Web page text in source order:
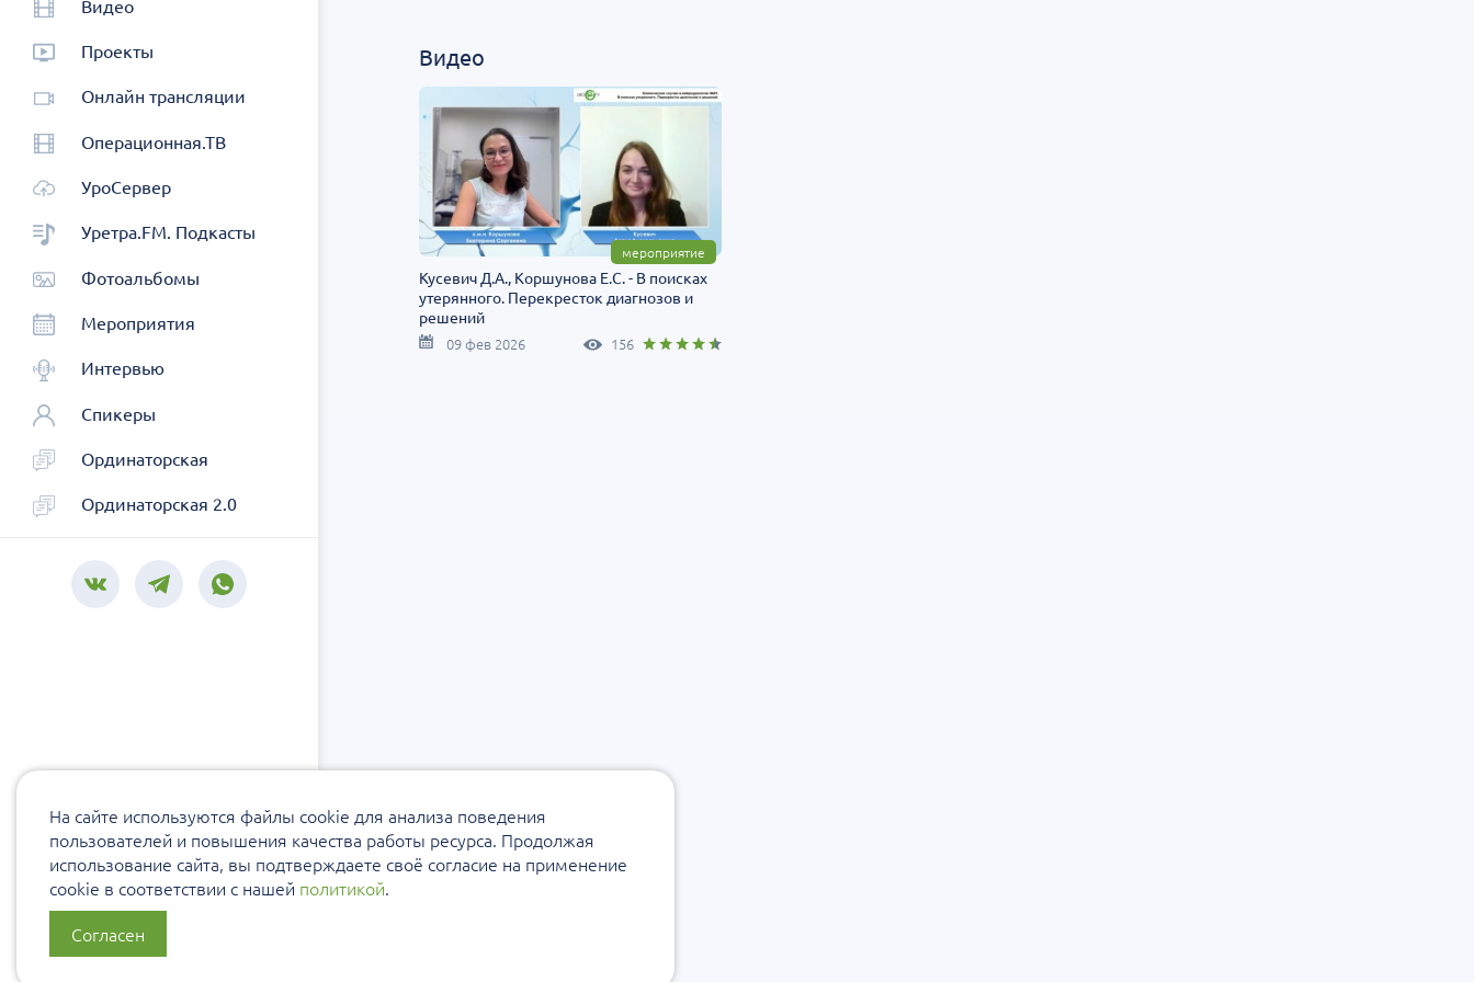
Видео
Проекты
Онлайн трансляции
Операционная.ТВ
УроСервер
Уретра.FM. Подкасты
Фотоальбомы
Мероприятия
Интервью
Спикеры
Ординаторская
Ординаторская 2.0
Видео
мероприятие
Кусевич Д.А., Коршунова Е.C. - В поисках
утерянного. Перекресток диагнозов и
решений
09 фев 2026 156
На сайте используются файлы cookie для анализа поведения
пользователей и повышения качества работы ресурса. Продолжая
использование сайта, вы подтверждаете своё согласие на применение
cookie в соответствии с нашей политикой.
Согласен